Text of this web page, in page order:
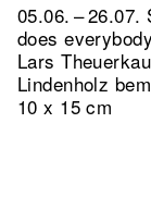
05.06. –
does
Lars
Lindenholz
10 x 15 cm